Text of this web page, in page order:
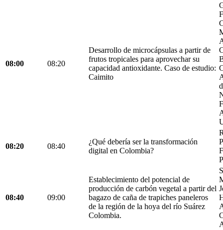
08:00 08:20
Desarrollo de microcápsulas a partir de
frutos tropicales para aprovechar su
capacidad antioxidante. Caso de estudio:
Caimito
08:20 08:40
¿Qué debería ser la transformación
digital en Colombia?
08:40 09:00
Establecimiento del potencial de
producción de carbón vegetal a partir del
bagazo de caña de trapiches paneleros
de la región de la hoya del río Suárez
Colombia.